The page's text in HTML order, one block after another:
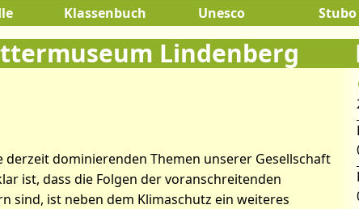
! 9.Juli 2026 bis 22.August 2026:
Klassenbuch Unesco Stubo
Lindenberg
dominierenden Themen unserer Gesellschaft
ist, dass die Folgen der voranschreitenden
sind, ist neben dem Klimaschutz ein weiteres
in das Wettermuseum